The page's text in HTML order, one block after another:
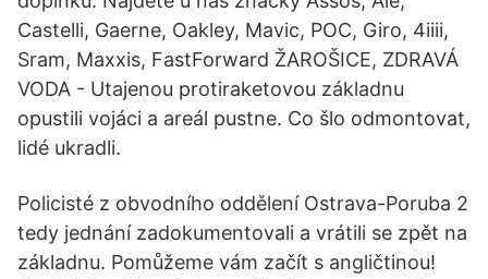
Castelli, Gaerne, Oakley, Mavic, POC, Giro, 4iiii,
Sram, Maxxis, FastForward ŽAROŠICE, ZDRAVÁ
VODA - Utajenou protiraketovou základnu
opustili vojáci a areál pustne. Co šlo odmontovat,
lidé ukradli.
Policisté z obvodního oddělení Ostrava-Poruba 2
tedy jednání zadokumentovali a vrátili se zpět na
základnu. Pomůžeme vám začít s angličtinou!